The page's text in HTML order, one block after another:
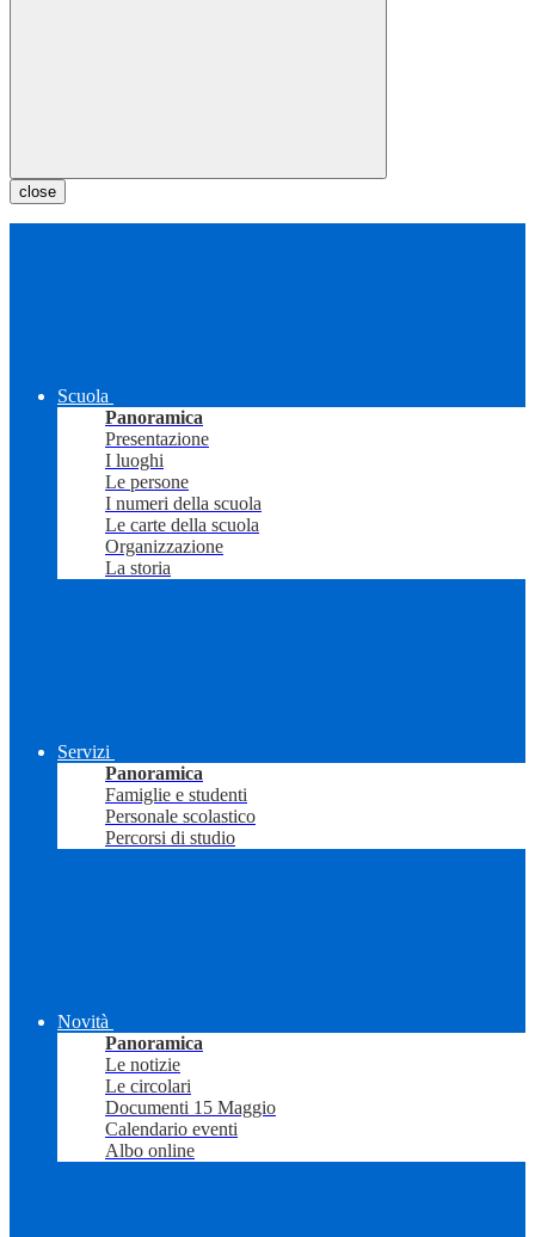
close
Scuola
Panoramica
Presentazione
I luoghi
Le persone
I numeri della scuola
Le carte della scuola
Organizzazione
La storia
Servizi
Panoramica
Famiglie e studenti
Personale scolastico
Percorsi di studio
Novità
Panoramica
Le notizie
Le circolari
Documenti 15 Maggio
Calendario eventi
Albo online